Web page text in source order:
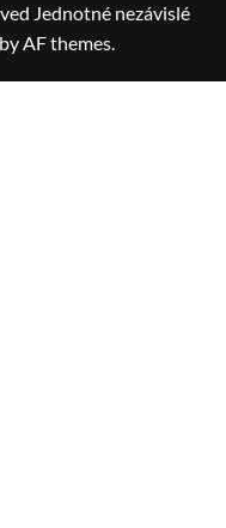
Jednotné nezávislé
by AF themes.